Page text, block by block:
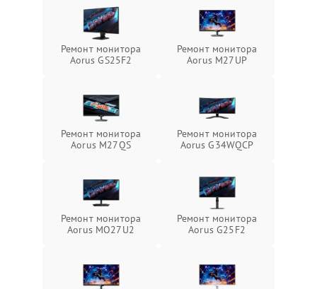
Ремонт монитора
Aorus GS25F2
Ремонт монитора
Aorus M27UP
Ремонт монитора
Aorus M27QS
Ремонт монитора
Aorus G34WQCP
Ремонт монитора
Aorus MO27U2
Ремонт монитора
Aorus G25F2